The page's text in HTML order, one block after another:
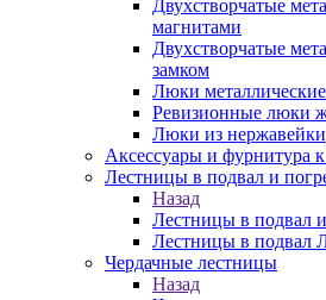
Двухстворчатые
магнитами
Двухстворчатые
замком
Люки
Ревизионные люки
Люки из нержавейки
Аксессуары и фурнитура
Лестницы в подвал и
Назад
Лестницы в подвал
Лестницы в подвал
Чердачные лестницы
Назад